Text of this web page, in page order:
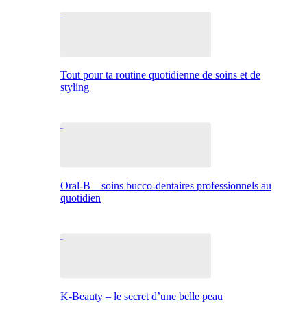
Tout pour ta routine quotidienne de soins et de
styling
Oral-B – soins bucco-dentaires professionnels au
quotidien
K-Beauty – le secret d’une belle peau